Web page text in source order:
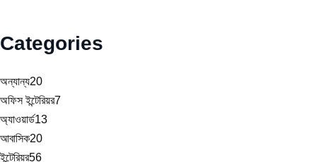
Categories
অন্যান্য20
অফিস ইন্টেরিয়র7
অ্যাওয়ার্ড13
আবাসিক20
ইন্টেরিয়র56